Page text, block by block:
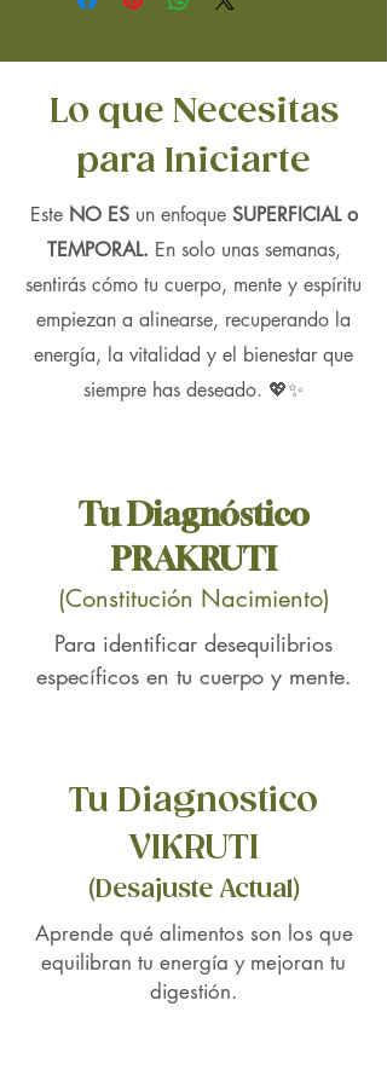
digestión saludable y mejorar la
salud intestinal.
Moringa está formulado para
aliviar las molestias digestivas y
optimizar el funcionamiento general
del sistema digestivo. Creemos
firmemente en el poder curativo de
la naturaleza y, por eso, nuestro
producto contiene solo ingredientes
Beneficios del Polvo de Hoja de
Moringa:
Alivio de molestias
digestivas:Ayuda a reducir
problemas digestivos comunes
como la hinchazón, los gases y
el estreñimiento.
digestiva adecuada.
Mejora la absorción de
nutrientes: Optimiza la digestión,
lo que facilita la absorción de
nutrientes esenciales de los
alimentos.
Soporte para la salud
Favorece el
Lo que Necesitas
para Iniciarte
Este NO ESun enfoque SUPERFICIAL o
TEMPORAL. En solo unas semanas,
sentirás cómo tu cuerpo, mente y espíritu
empiezan a alinearse, recuperando la
energía, la vitalidad y el bienestar que
siempre has deseado. 💖✨
TuDiagnóstico
PRAKRUTI
(Constitución Nacimiento)
Para identificar desequilibrios
específicos en tu cuerpo y mente.
Tu Diagnostico
VIKRUTI
(Desajuste Actual)
Aprende qué alimentos son los que
equilibran tu energía y mejoran tu
digestión.